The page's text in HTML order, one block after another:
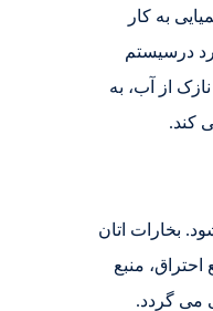
به کار
درسیستم
از آب، به
بخارات اتان
منبع
می گردد.